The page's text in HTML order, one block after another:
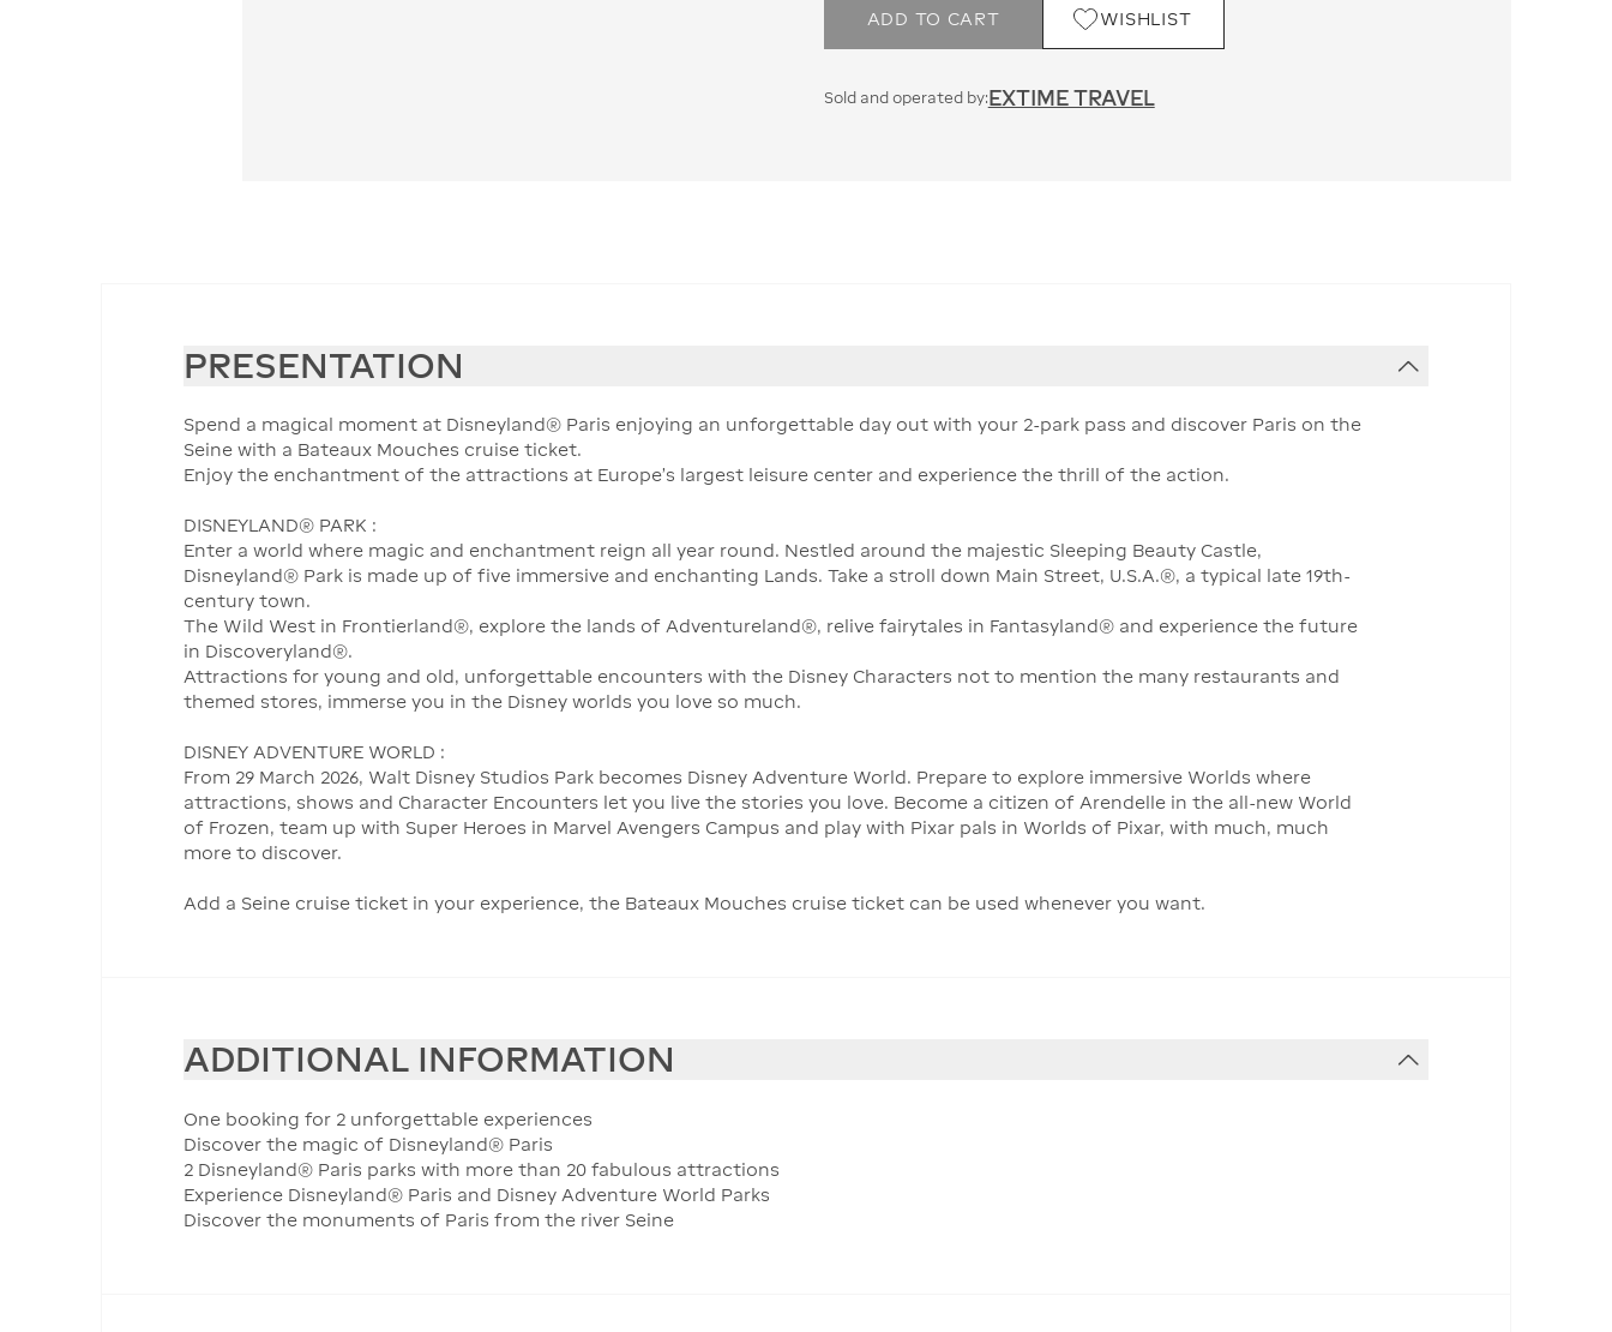
ADD TO CART WISHLIST
Sold and operated by:EXTIME TRAVEL
PRESENTATION
Spend a magical moment at Disneyland® Paris enjoying an unforgettable day out with your 2-park pass and discover Paris on the
Seine with a Bateaux Mouches cruise ticket.
Enjoy the enchantment of the attractions at Europe's largest leisure center and experience the thrill of the action.
DISNEYLAND® PARK :
Enter a world where magic and enchantment reign all year round. Nestled around the majestic Sleeping Beauty Castle,
Disneyland® Park is made up of five immersive and enchanting Lands. Take a stroll down Main Street, U.S.A.®, a typical late 19th-
century town.
The Wild West in Frontierland®, explore the lands of Adventureland®, relive fairytales in Fantasyland® and experience the future
in Discoveryland®.
Attractions for young and old, unforgettable encounters with the Disney Characters not to mention the many restaurants and
themed stores, immerse you in the Disney worlds you love so much.
DISNEY ADVENTURE WORLD :
From 29 March 2026, Walt Disney Studios Park becomes Disney Adventure World. Prepare to explore immersive Worlds where
attractions, shows and Character Encounters let you live the stories you love. Become a citizen of Arendelle in the all-new World
of Frozen, team up with Super Heroes in Marvel Avengers Campus and play with Pixar pals in Worlds of Pixar, with much, much
more to discover.
Add a Seine cruise ticket in your experience, the Bateaux Mouches cruise ticket can be used whenever you want.
ADDITIONAL INFORMATION
One booking for 2 unforgettable experiences
Discover the magic of Disneyland® Paris
2 Disneyland® Paris parks with more than 20 fabulous attractions
Experience Disneyland® Paris and Disney Adventure World Parks
Discover the monuments of Paris from the river Seine